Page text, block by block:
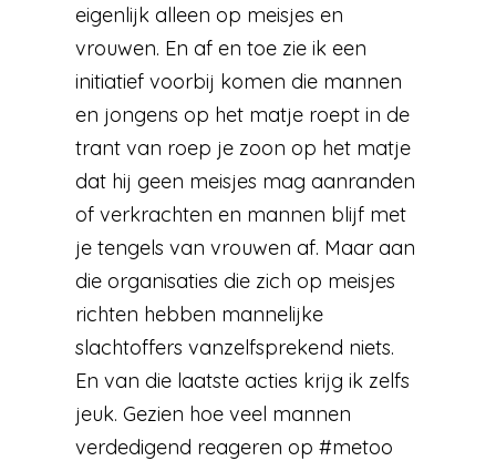
eigenlijk alleen op meisjes en
vrouwen. En af en toe zie ik een
initiatief voorbij komen die mannen
en jongens op het matje roept in de
trant van roep je zoon op het matje
dat hij geen meisjes mag aanranden
of verkrachten en mannen blijf met
je tengels van vrouwen af. Maar aan
die organisaties die zich op meisjes
richten hebben mannelijke
slachtoffers vanzelfsprekend niets.
En van die laatste acties krijg ik zelfs
jeuk. Gezien hoe veel mannen
verdedigend reageren op #metoo